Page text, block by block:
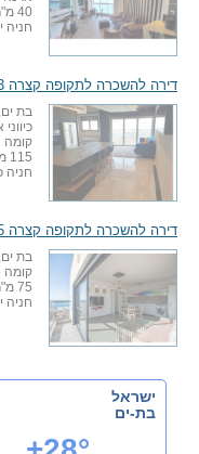
40 מ"ר, יש מרפסת שמש 1
חניה
דירה להשכרה לתקופה קצרה 3 חדרים 383$ ללילה
בת ים, אזור
קומה 31 מתוך 37, נוף לים, שטח דירה
115 מ"ר
חניה
דירה להשכרה לתקופה קצרה 2.5 חדרים 189$ ללילה
בת ים, אזור
קומה 5 מתוך 7, נוף לים, שטח דירה
75 מ"ר
חניה
ישראל
בת-ים